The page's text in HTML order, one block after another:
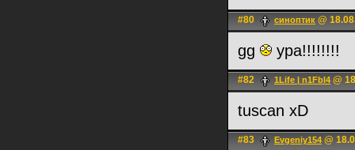
#80 синоптик @
gg ура!!!!!!!!
#82 1Life | n1Fbl4 @
tuscan xD
#83 Evgeniy154 @